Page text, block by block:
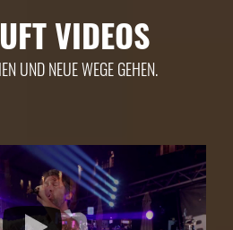
VIDEOS
UND NEUE WEGE GEHEN.